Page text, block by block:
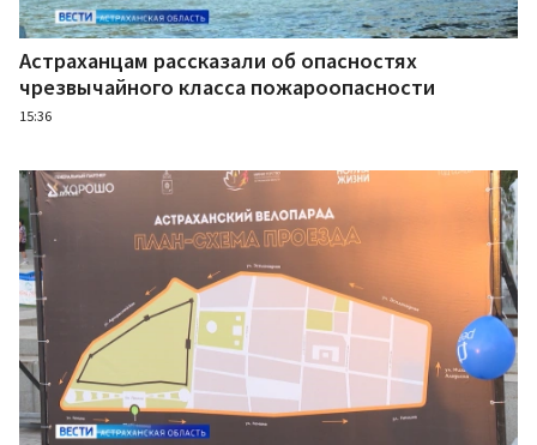
Астраханцам рассказали об опасностях
чрезвычайного класса пожароопасности
15:36